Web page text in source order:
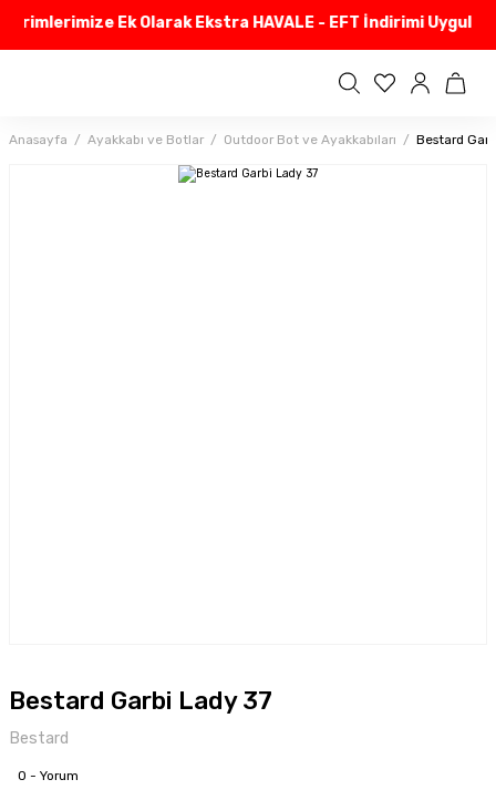
Ek Olarak Ekstra HAVALE - EFT İndirimi
Anasayfa Ayakkabı ve Botlar Outdoor Bot ve Ayakkabıları Bestard
Bestard Garbi Lady 37
Bestard
0 - Yorum